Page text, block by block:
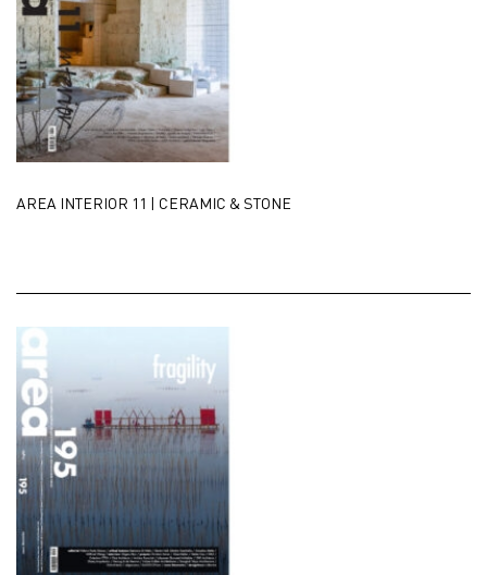
AREA INTERIOR 11 | CERAMIC & STONE